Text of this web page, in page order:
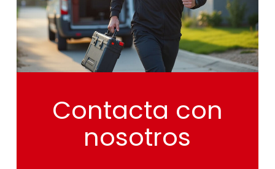
Contacta con
nosotros